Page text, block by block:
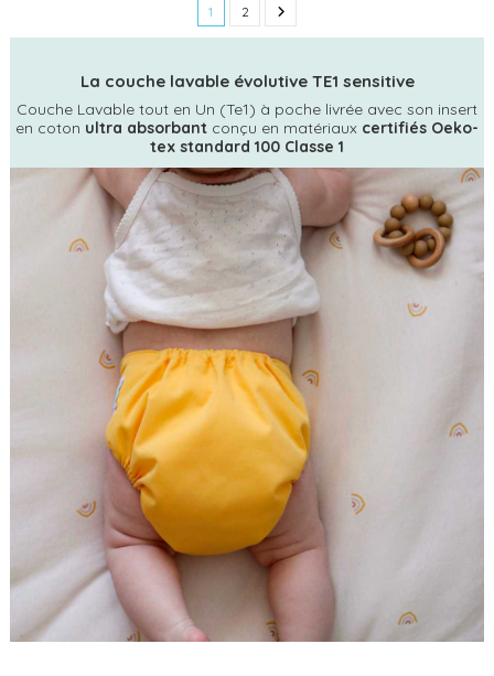
1 2
La couche lavable évolutive TE1 sensitive
Couche Lavable tout en Un (Te1) à poche livrée avec son insert
en coton ultra absorbant conçu en matériaux certifiés Oeko-
tex standard 100 Classe 1